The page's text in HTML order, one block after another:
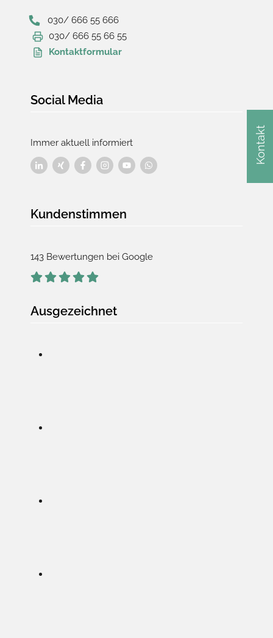
Kontakt
030/ 666 55 666
030/ 666 55 66 55
Kontaktformular
Social Media
Immer aktuell informiert
Kundenstimmen
143 Bewertungen bei Google
Ausgezeichnet